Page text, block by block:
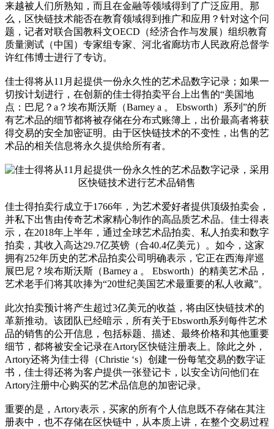
来越被人们所熟知，而且在金融等领域得到了广泛应用。那
么，区快链技术能否在教育领域得到推广和应用？针对这个问
题，记者对联合国教科文OECD（经济合作与发展）组织教育
质量测试（中国）专家组专家、河北省廊坊市人民政府总督学
许红伟博士进行了专访。
佳士得将从11月起提供一份永久性的艺术品数字记录；如果一
切按计划进行，在创新的佳士得拍卖平台上出售的“美国地
点：巴尼？a？埃布斯沃斯（Barney a 。 Ebsworth）系列”的所
有艺术品的细节都将被存储在分布式账簿上，出价最高者将获
得交易的安全加密证明。由于区快链技术的不变性，出售的艺
术品的相关信息将永久提供给所有者。
佳士得拍卖行成立于1766年，为艺术爱好者提供顶级拍卖会，
并私下出售由传奇艺术家精心制作的高品质艺术品。佳士得表
示，在2018年上半年，通过全球艺术品拍卖、私人拍卖和数字
拍卖，其收入高达29.7亿英镑（合40.4亿美元）。如今，这家
拥有252年历史的艺术品拍卖公司明确表示，它正在西海岸巡
展巴尼？埃布斯沃斯（Barney a 。 Ebsworth）的精美艺术品，
艺术老手们将其吹捧为“20世纪美国艺术最重要的私人收藏”。
此次拍卖预计将产生超过3亿美元的收益，将由区快链技术的
革新推动。该团队已经暗示，所有关于Ebsworth系列每件艺术
品的销售的公开信息，包括标题、描述、最终价格和其他重要
细节，都将被安全记录在Artory区快链注册表上。除此之外，
Artory还将为佳士得（Christie ‘s）创建一份每笔交易的数字证
书，佳士得还将为客户提供一张登记卡，以安全访问他们在
Artory注册中心购买的艺术品信息的加密记录。
重要的是，Artory表示，买家的所有个人信息既不存储在其注
册表中，也不存储在区快链中，从本质上讲，在整个交易过程